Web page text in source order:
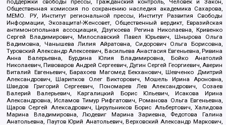
поддержки свободы прессы, Гражданский контроль, Человек и Закон,
Общественная комиссия по сохранению наследия академика Сахарова,
МЕМО. РУ, Институт региональной прессы, Институт Развития Свободы
Информации, Экозащита!-Женсовет, Общественный вердикт, Евразийская
антимонопольная ассоциация, Дзугкоева Регина Николаевна, Кривенко
Сергей Владимирович, Милославский Павел Юрьевич, Шнырова Ольга
Вадимовна, Чанышева Лилия Айратовна, Сидорович Ольга Борисовна,
Туровский Александр Алексеевич, Васильева Анастасия Евгеньевна, Ривина
Анна Валерьевна, Бурдина Юлия Владимировна, Бойко Анатолий
Николаевич, Пивоваров Андрей Сергеевич, Дугин Сергей Георгиевич, Аверин
Виталий Евгеньевич, Барахоев Магомед Бекханович, Шевченко Дмитрий
Александрович, Шарипков Олег Викторович, Мошель Ирина Ароновна,
Шведов Григорий Сергеевич, Пономарев Лев Александрович, Созаев
Валерий Валерьевич, Каргалицкий Борис Юльевич, Исакова Ирина
Александровна, Исламов Тимур Рифгатович, Романова Ольга Евгеньевна,
Щаров Сергей Алексадрович, Цирульников Борис Альбертович, Халидова
Марина Владимировна, Людевиг Марина Зариевна, Федотова Галина
Анатольевна, Паутов Юрий Анатольевич, Верховский Александр Маркович,